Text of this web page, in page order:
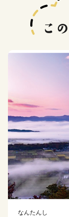
なんたんし